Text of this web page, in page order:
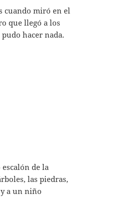
cuando miró en el
que llegó a los
hacer nada.
de la
las piedras,
a un niño